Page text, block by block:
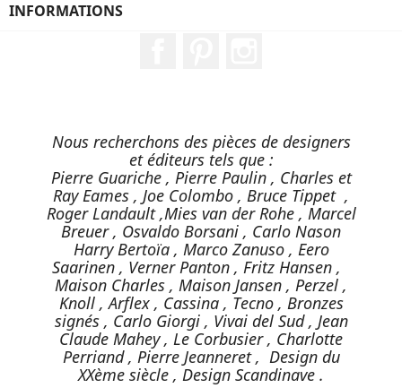
INFORMATIONS
Nous recherchons des pièces de designers
et éditeurs tels que :
Pierre Guariche , Pierre Paulin , Charles et
Ray Eames , Joe Colombo , Bruce Tippet ,
Roger Landault ,Mies van der Rohe , Marcel
Breuer , Osvaldo Borsani , Carlo Nason
Harry Bertoïa , Marco Zanuso , Eero
Saarinen , Verner Panton , Fritz Hansen ,
Maison Charles , Maison Jansen , Perzel ,
Knoll , Arflex , Cassina , Tecno , Bronzes
signés , Carlo Giorgi , Vivai del Sud , Jean
Claude Mahey , Le Corbusier , Charlotte
Perriand , Pierre Jeanneret , Design du
XXème siècle , Design Scandinave .